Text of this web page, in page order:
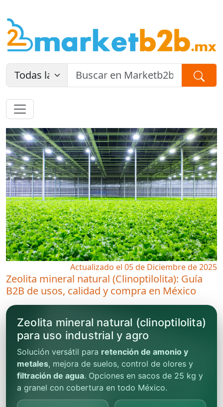
Actualizado el 05 de Diciembre de 2025
Zeolita mineral natural (Clinoptilolita): Guía
B2B de usos, calidad y compra en México
Zeolita mineral natural (clinoptilolita)
para uso industrial y agro
Solución versátil para retención de amonio y
metales, mejora de suelos, control de olores y
filtración de agua. Opciones en sacos de 25 kg y
a granel con cobertura en todo México.